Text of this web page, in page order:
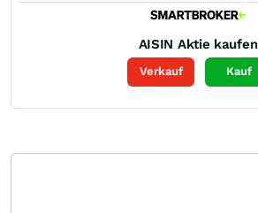
AISIN Aktie kaufen
Verkauf Kauf